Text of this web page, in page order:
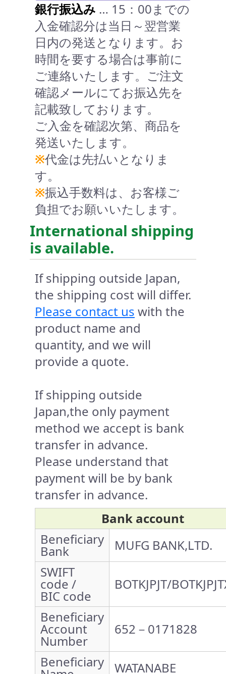
銀行振込み … 15：00までの
入金確認分は当日～翌営業
日内の発送となります。お
時間を要する場合は事前に
ご連絡いたします。ご注文
確認メールにてお振込先を
記載致しております。
ご入金を確認次第、商品を
発送いたします。
※代金は先払いとなりま
す。
※振込手数料は、お客様ご
負担でお願いいたします。
International shipping
is available.
If shipping outside Japan,
the shipping cost will differ.
Please contact us with the
product name and
quantity, and we will
provide a quote.
If shipping outside
Japan,the only payment
method we accept is bank
transfer in advance.
Please understand that
payment will be by bank
transfer in advance.
Bank account
Beneficiary
Bank
MUFG BANK,LTD.
SWIFT
code /
BIC code
BOTKJPJT/
Beneficiary
Account
Number
652－0171828
Beneficiary
WATANABE